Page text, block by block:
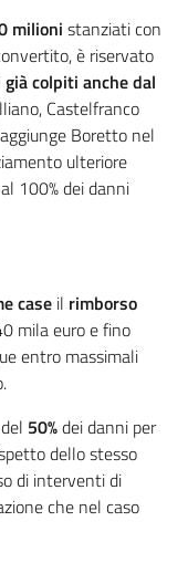
milioni stanziati con
è riservato
già colpiti anche dal
Castelfranco
Boretto nel
ulteriore
100% dei danni
case il rimborso
mila euro e fino
entro massimali
50%dei danni per
dello stesso
di interventi di
che nel caso